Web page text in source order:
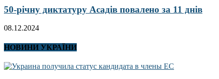
50-річну диктатуру Асадів повалено за 11 днів
08.12.2024
НОВИНИ УКРАЇНИ